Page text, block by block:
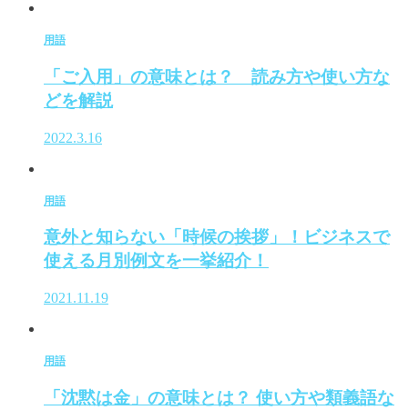
用語
「ご入用」の意味とは？ 読み方や使い方な
どを解説
2022.3.16
用語
意外と知らない「時候の挨拶」！ビジネスで
使える月別例文を一挙紹介！
2021.11.19
用語
「沈黙は金」の意味とは？ 使い方や類義語な